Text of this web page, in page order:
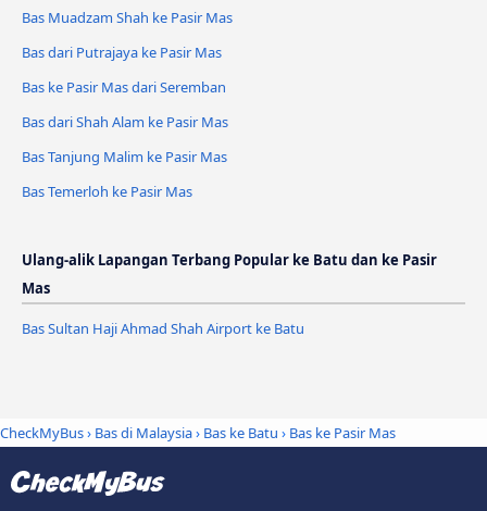
Bas Muadzam Shah ke Pasir Mas
Bas dari Putrajaya ke Pasir Mas
Bas ke Pasir Mas dari Seremban
Bas dari Shah Alam ke Pasir Mas
Bas Tanjung Malim ke Pasir Mas
Bas Temerloh ke Pasir Mas
Ulang-alik Lapangan Terbang Popular ke Batu dan ke Pasir
Mas
Bas Sultan Haji Ahmad Shah Airport ke Batu
CheckMyBus› Bas di Malaysia› Bas ke Batu › Bas ke Pasir Mas